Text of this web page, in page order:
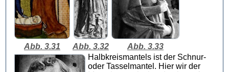
Abb. 3.31 Abb. 3.32 Abb. 3.33
Halbkreismantels ist der Schnur-
oder Tasselmantel. Hier wir der